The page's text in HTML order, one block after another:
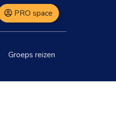
PRO space
Groeps reizen